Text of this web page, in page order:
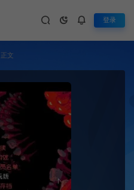
登录
正文